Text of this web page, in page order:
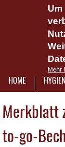
Mehr
HOME
Merkblatt
to-go-